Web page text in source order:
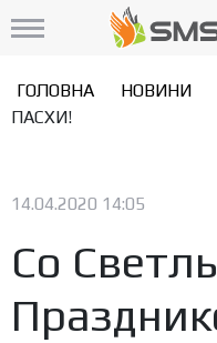
ГОЛОВНА НОВИНИ
ПАСХИ!
14.04.2020 14:05
Со